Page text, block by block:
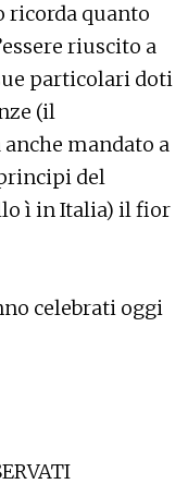
ricorda quanto
riuscito a
particolari doti
(il
anche mandato a
del
ì in Italia) il fior
celebrati oggi